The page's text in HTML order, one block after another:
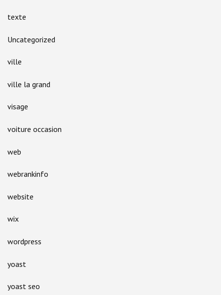
texte
Uncategorized
ville
ville la grand
visage
voiture occasion
web
webrankinfo
website
wix
wordpress
yoast
yoast seo